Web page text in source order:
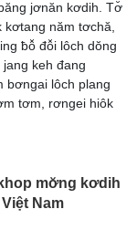
jơnăn kơdih. Tơ̆
kơtang năm tơchă,
ƀô̆ đô̆i lôch dŏng
keh đang
bơngai lôch plang
tơm, rơngei hiôk
mơ̆ng kơdih
Nam